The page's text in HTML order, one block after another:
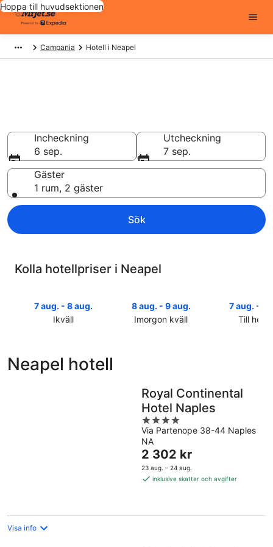
Hoppa till huvudsektionen
Campania Hotell i Neapel
Incheckning
6 sep.
Utcheckning
7 sep.
Gäster
1 rum, 2 gäster
Sök
Kolla hotellpriser i Neapel
7 aug. - 8 aug.
Ikväll
Neapel
8 aug. - 9 aug.
Imorgon kväll
imorgon
natt,
aug.
aug.
7 aug. - 9
Till
helgen,
-
Neapel hotell
Royal Continental
Hotel Naples
4
out
of
5
Via Partenope 38-44 Naples
NA
Priset
är
2 302 kr
2 302 kr
23 aug. – 24 aug.
inklusive skatter och avgifter
Visa info